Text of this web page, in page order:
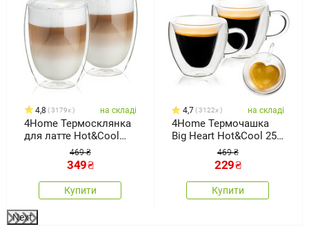
4,8 3179x на складі
4Home Термосклянка
для латте Hot&Cool
350 мл, 2 шт.
469 ₴
349₴
Купити
4,7 3122x на складі
4Home Термочашка
Big Heart Hot&Cool 250
469 ₴
229₴
Купити
Next